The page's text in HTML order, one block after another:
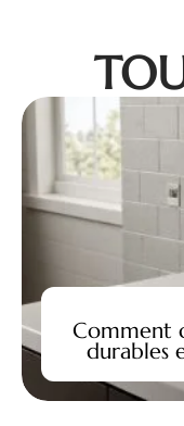
Comment
durables